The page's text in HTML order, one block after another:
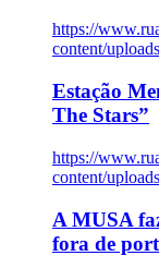
https://
content/
Estação
The Stars”
https://
content/
A MUSA
fora de